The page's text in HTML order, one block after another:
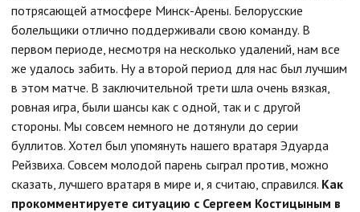
потрясающей атмосфере Минск-Арены. Белорусские
болельщики отлично поддерживали свою команду. В
первом периоде, несмотря на несколько удалений, нам все
же удалось забить. Ну а второй период для нас был лучшим
в этом матче. В заключительной трети шла очень вязкая,
ровная игра, были шансы как с одной, так и с другой
стороны. Мы совсем немного не дотянули до серии
буллитов. Хотел был упомянуть нашего вратаря Эдуарда
Рейзвиха. Совсем молодой парень сыграл против, можно
сказать, лучшего вратаря в мире и, я считаю, справился. Как
прокомментируете ситуацию с Сергеем Костицыным в